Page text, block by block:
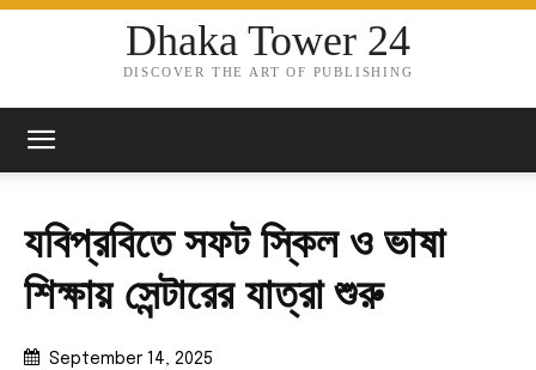
Dhaka Tower 24
DISCOVER THE ART OF PUBLISHING
যবিপ্রবিতে সফট স্কিল ও ভাষা
শিক্ষায় সেন্টারের যাত্রা শুরু
September 14, 2025